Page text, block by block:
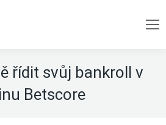
řídit svůj bankroll v
Betscore